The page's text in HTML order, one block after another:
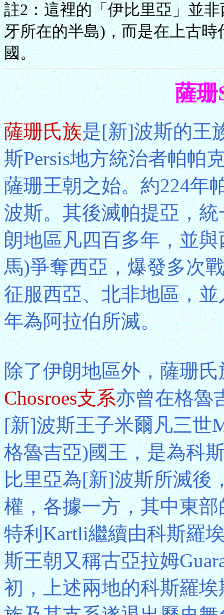
註2：這裡的「伊比里亞」並
牙所在的半島)，而是在上古時
國。
薩珊
薩珊氏族是[新]波斯的王
斯Persis地方統治者帕帕
薩珊王朝之始。約224年
波斯。其後滅帕提亞，
朗地區凡四百多年，並
馬)爭奪西亞，爆發多次
征服西亞、北非地區，
年為阿拉伯所滅。
除了伊朗地區外，薩珊
Chosroes支系亦曾在格魯
[新]波斯王子米爾凡三世
格魯吉亞)國王，是為科
比里亞為[新]波斯所滅後
權，各據一方，其中東
特利Kartli繼續由科斯羅
斯王朝又稱古亞拉姆
初，上述兩地的科斯羅